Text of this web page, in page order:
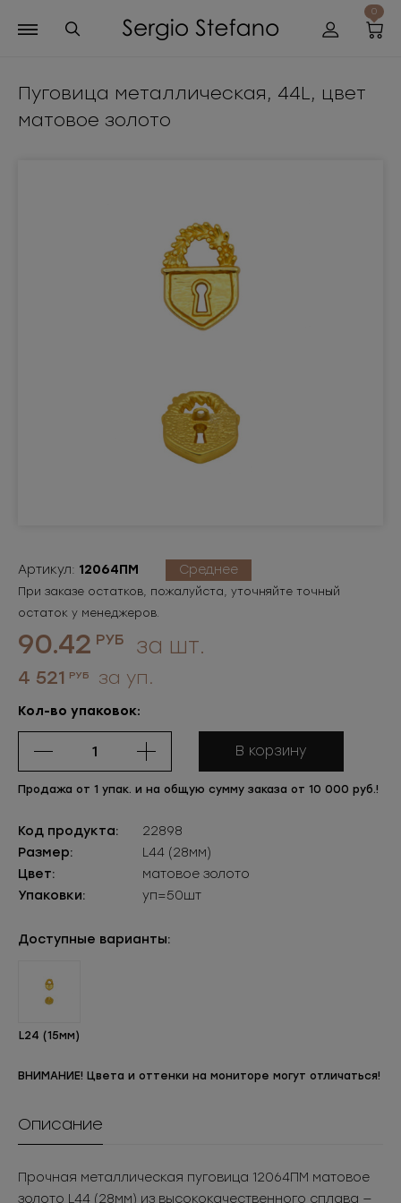
0
Пуговица металлическая, 44L, цвет
матовое золото
Артикул: 12064ПМ Среднее
При заказе остатков, пожалуйста, уточняйте точный
остаток у менеджеров.
90.42 РУБ за шт.
4 521 РУБ за уп.
Кол-во упаковок:
В корзину
Продажа от 1 упак. и на общую сумму заказа от 10 000 руб.!
Код продукта:
22898
Размер:
L44 (28мм)
Цвет:
матовое золото
Упаковки:
уп=50шт
Доступные варианты:
L24 (15мм)
ВНИМАНИЕ! Цвета и оттенки на мониторе могут отличаться!
Описание
Прочная металлическая пуговица 12064ПМ матовое
золото L44 (28мм) из высококачественного сплава —